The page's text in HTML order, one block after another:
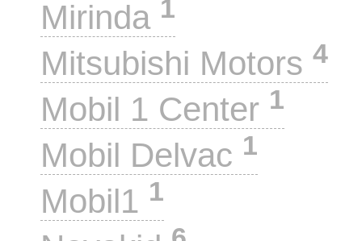
Mirinda 1
Mitsubishi Motors 4
Mobil 1 Center 1
Mobil Delvac 1
Mobil1 1